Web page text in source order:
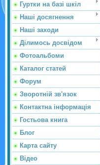
Гуртки на базі шкіл
Наші досягнення
Наші заходи
Ділимось досвідом
Фотоальбоми
Каталог статей
Форум
Зворотній зв'язок
Контактна інформація
Гостьова книга
Блог
Карта сайту
Відео